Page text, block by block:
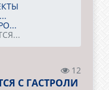
12
С ГАСТРОЛИ